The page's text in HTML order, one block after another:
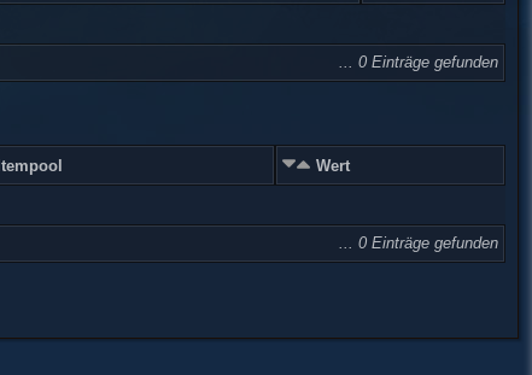
... 0 Einträge gefunden
Itempool Wert
... 0 Einträge gefunden